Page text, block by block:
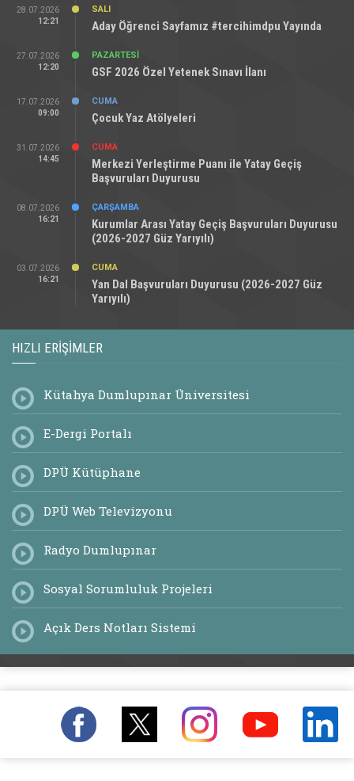
28.07.2026
12:21
SALI
Aday Öğrenci Sayfamız #tercihimdpu Yayında
27.07.2026
12:20
PAZARTESI
GSF 2026 Özel Yetenek Sınavı İlanı
17.07.2026
09:00
CUMA
Çocuk Yaz Atölyeleri
31.07.2026
14:45
CUMA
Merkezi Yerleştirme Puanı ile Yatay Geçiş
Başvuruları Duyurusu
08.07.2026
16:21
ÇARŞAMBA
Kurumlar Arası Yatay Geçiş Başvuruları Duyurusu
(2026-2027 Güz Yarıyılı)
03.07.2026
16:21
CUMA
Yan Dal Başvuruları Duyurusu (2026-2027 Güz
Yarıyılı)
HIZLI ERIŞIMLER
Kütahya Dumlupınar Üniversitesi
E-Dergi Portalı
DPÜ Kütüphane
DPÜ Web Televizyonu
Radyo Dumlupınar
Sosyal Sorumluluk Projeleri
Açık Ders Notları Sistemi